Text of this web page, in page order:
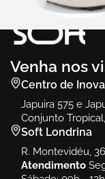
Venha nos
Centro de
Japuira 575 e
Conjunto
Soft Londrina
R. Montevidéu,
Atendimento